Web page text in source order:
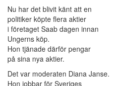
Nu har det blivit känt att en
politiker köpte flera aktier
i företaget Saab dagen innan
Ungerns köp.
Hon tjänade därför pengar
på sina nya aktier.
Det var moderaten Diana Janse.
Hon jobbar för Sveriges